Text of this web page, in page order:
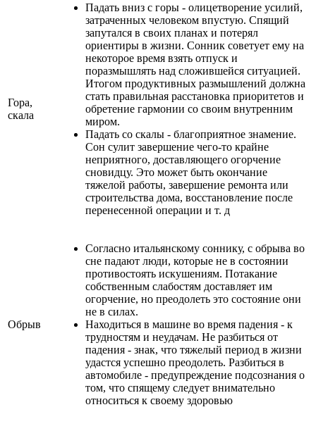
Гора,
скала
Падать вниз с горы - олицетворение усилий,
затраченных человеком впустую. Спящий
запутался в своих планах и потерял
ориентиры в жизни. Сонник советует ему на
некоторое время взять отпуск и
поразмышлять над сложившейся ситуацией.
Итогом продуктивных размышлений должна
стать правильная расстановка приоритетов и
обретение гармонии со своим внутренним
миром.
Падать со скалы - благоприятное знамение.
Сон сулит завершение чего-то крайне
неприятного, доставляющего огорчение
сновидцу. Это может быть окончание
тяжелой работы, завершение ремонта или
строительства дома, восстановление после
перенесенной операции и т. д
Обрыв
Согласно итальянскому соннику, с обрыва во
сне падают люди, которые не в состоянии
противостоять искушениям. Потакание
собственным слабостям доставляет им
огорчение, но преодолеть это состояние они
не в силах.
Находиться в машине во время падения - к
трудностям и неудачам. Не разбиться от
падения - знак, что тяжелый период в жизни
удастся успешно преодолеть. Разбиться в
автомобиле - предупреждение подсознания о
том, что спящему следует внимательно
относиться к своему здоровью